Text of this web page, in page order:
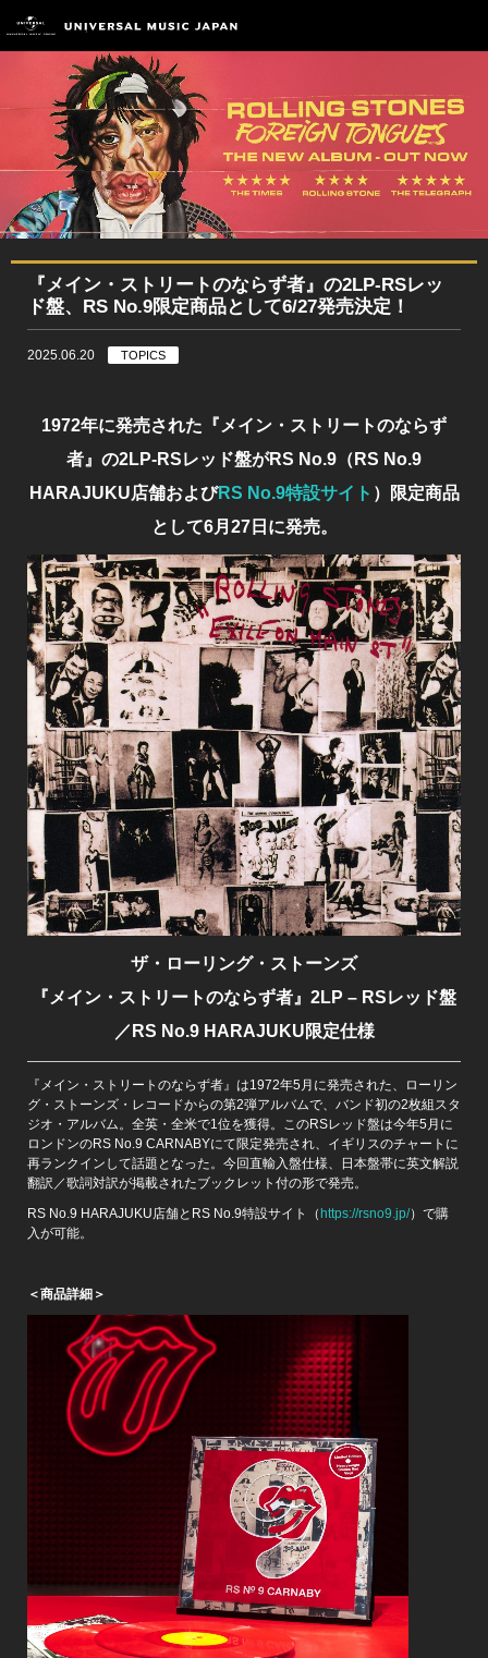
『メイン・ストリートのならず者』の2LP-RSレッ
ド盤、RS No.9限定商品として6/27発売決定！
2025.06.20 TOPICS
1972年に発売された『メイン・ストリートのならず
者』の2LP-RSレッド盤がRS No.9（RS No.9
HARAJUKU店舗およびRS No.9特設サイト ）限定商品
として6月27日に発売。
ザ・ローリング・ストーンズ
『メイン・ストリートのならず者』2LP – RSレッド盤
／RS No.9 HARAJUKU限定仕様
『メイン・ストリートのならず者』は1972年5月に発売された、ローリン
グ・ストーンズ・レコードからの第2弾アルバムで、バンド初の2枚組スタ
ジオ・アルバム。全英・全米で1位を獲得。このRSレッド盤は今年5月に
ロンドンのRS No.9 CARNABYにて限定発売され、イギリスのチャートに
再ランクインして話題となった。今回直輸入盤仕様、日本盤帯に英文解説
翻訳／歌詞対訳が掲載されたブックレット付の形で発売。
RS No.9 HARAJUKU店舗とRS No.9特設サイト（ https://rsno9.jp/）で購
入が可能。
＜商品詳細＞